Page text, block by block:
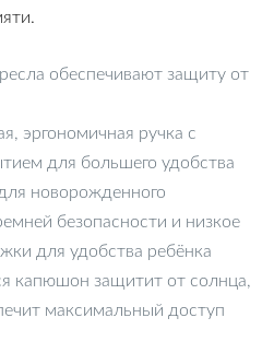
обеспечивают защиту от
эргономичная ручка с
для большего удобства
новорожденного
безопасности и низкое
для удобства ребёнка
капюшон защитит от солнца,
максимальный доступ